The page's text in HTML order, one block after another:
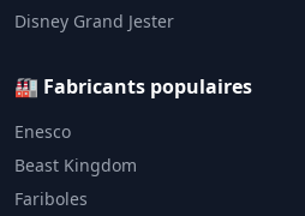
Disney Grand Jester
🏭 Fabricants populaires
Enesco
Beast Kingdom
Fariboles